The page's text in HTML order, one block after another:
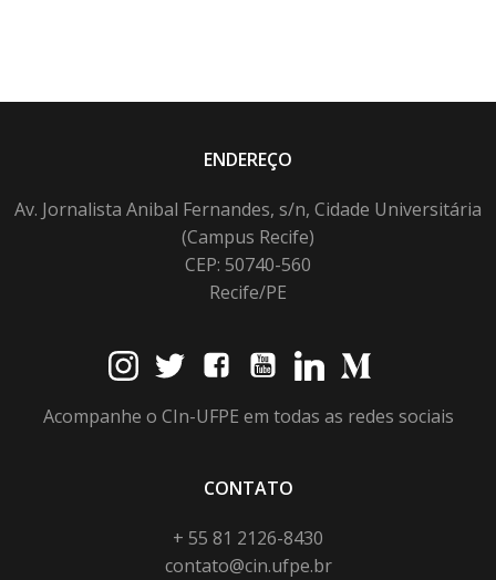
ENDEREÇO
Av. Jornalista Anibal Fernandes, s/n, Cidade Universitária
(Campus Recife)
CEP: 50740-560
Recife/PE
Acompanhe o CIn-UFPE em todas as redes sociais
CONTATO
+ 55 81 2126-8430
contato@cin.ufpe.br